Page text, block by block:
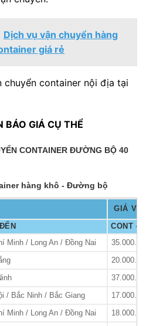
Dịch vụ vận chuyển hàng
giá rẻ
chuyển container nội địa tại
BÁO GIÁ CỤ THỂ
CONTAINER ĐƯỜNG BỘ 40
hàng khô - Đường bộ
GIÁ
CONT
Minh / Long An / Đồng Nai
/ Bắc Ninh / Bắc Giang
Minh / Long An / Đồng Nai